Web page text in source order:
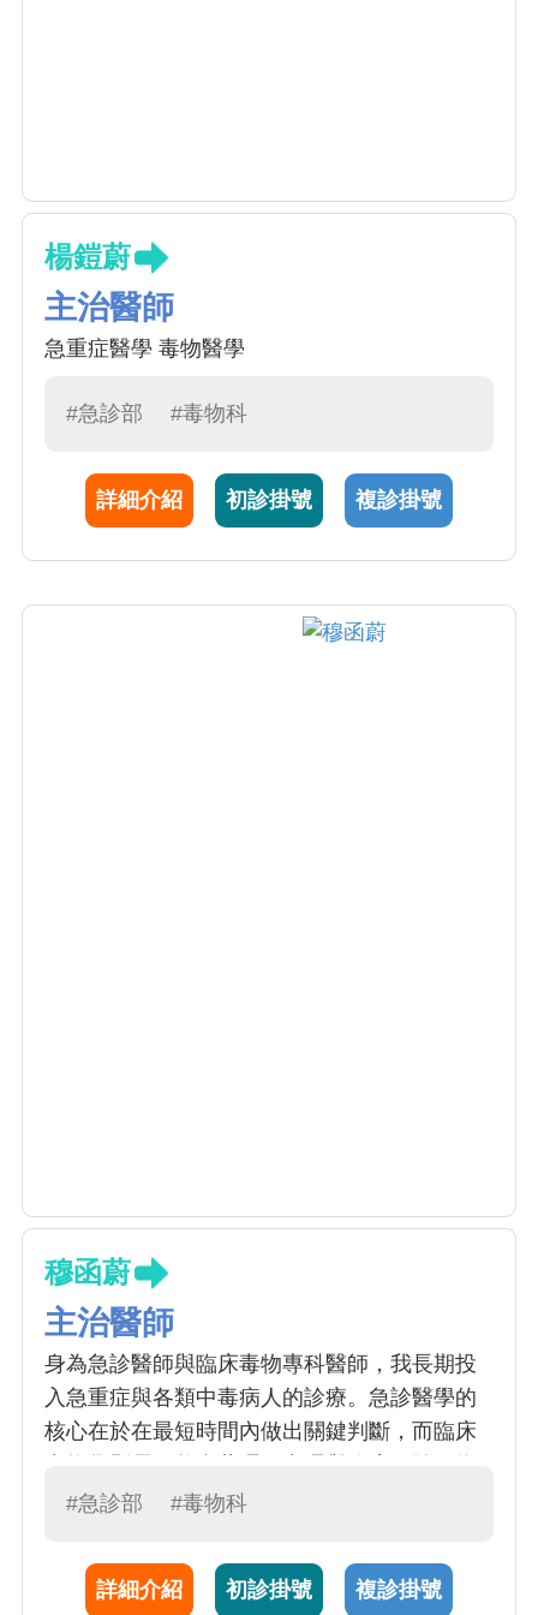
楊鎧蔚
主治醫師
急重症醫學 毒物醫學
#急診部 #毒物科
詳細介紹 初診掛號 複診掛號
穆函蔚
主治醫師
身為急診醫師與臨床毒物專科醫師，我長期投
入急重症與各類中毒病人的診療。急診醫學的
核心在於在最短時間內做出關鍵判斷，而臨床
患者提供精準且即時的治療。 在臨床工作之
透過研究提升中毒治療的科學證據，並培養更
多具備毒物專長的醫師，讓患者在面對突發中
#急診部 #毒物科
詳細介紹 初診掛號 複診掛號